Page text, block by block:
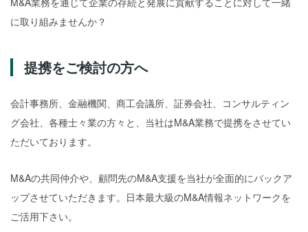
に取り組みませんか？
提携をご検討の方へ
会計事務所、金融機関、商工会議所、証券会社、コンサルティン
グ会社、各種士々業の方々と、当社はM&A業務で提携をさせてい
ただいております。
M&Aの共同仲介や、顧問先のM&A支援を当社が全面的にバックア
ップさせていただきます。日本最大級のM&A情報ネットワークを
ご活用下さい。